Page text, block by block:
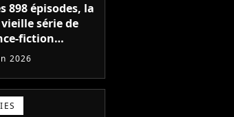
898 épisodes, la
série de
fiction
? Son
s'en va et
ne sait ce
se passer
2026